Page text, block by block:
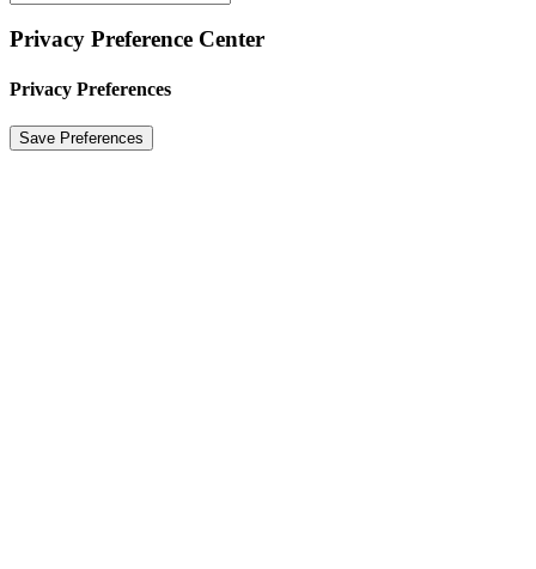
Privacy Preference Center
Privacy Preferences